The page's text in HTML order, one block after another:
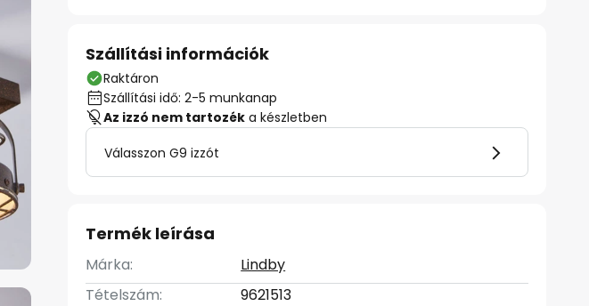
Szállítási információk
Raktáron
Szállítási idő: 2-5 munkanap
Az izzó nem tartozék a készletben
Válasszon G9 izzót
Termék leírása
Márka:
Lindby
Tételszám:
9621513